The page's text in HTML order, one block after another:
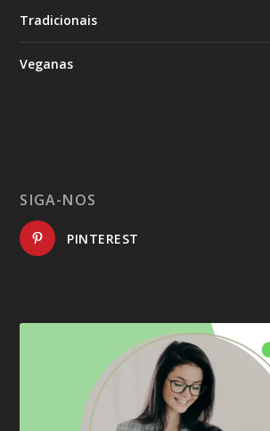
Tradicionais
Veganas
SIGA-NOS
PINTEREST